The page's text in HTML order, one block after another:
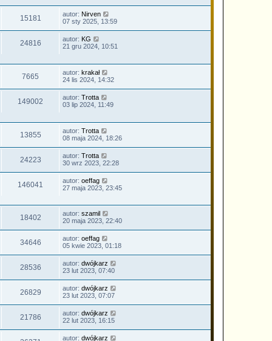
15181 autor: Nirven
07 sty 2025, 13:59
24816 autor: KG
21 gru 2024, 10:51
7665 autor: krakał
24 lis 2024, 14:32
149002 autor: Trotta
03 lip 2024, 11:49
13855 autor: Trotta
08 maja 2024, 18:26
24223 autor: Trotta
30 wrz 2023, 22:28
146041 autor: oeffag
27 maja 2023, 23:45
18402 autor: szamil
20 maja 2023, 22:40
34646 autor: oeffag
05 kwie 2023, 01:18
28536 autor: dwójkarz
23 lut 2023, 07:40
26829 autor: dwójkarz
23 lut 2023, 07:07
21786 autor: dwójkarz
22 lut 2023, 16:15
autor: dwójkarz